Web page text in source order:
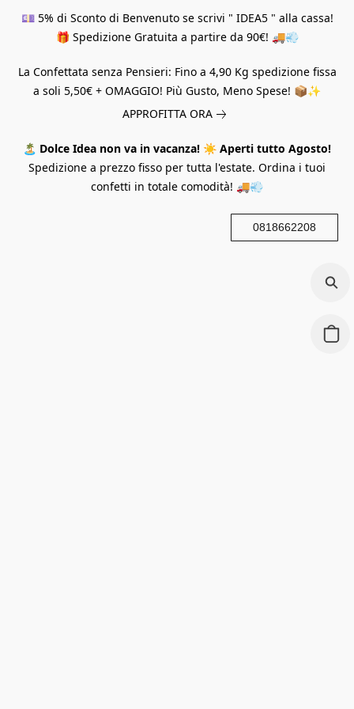
💷 5% di Sconto di Benvenuto se scrivi " IDEA5 " alla cassa!
🎁 Spedizione Gratuita a partire da 90€! 🚚💨
La Confettata senza Pensieri: Fino a 4,90 Kg spedizione fissa
a soli 5,50€ + OMAGGIO! Più Gusto, Meno Spese! 📦✨
APPROFITTA ORA
🏝️ Dolce Idea non va in vacanza! ☀️ Aperti tutto Agosto!
Spedizione a prezzo fisso per tutta l'estate. Ordina i tuoi
confetti in totale comodità! 🚚💨
0818662208